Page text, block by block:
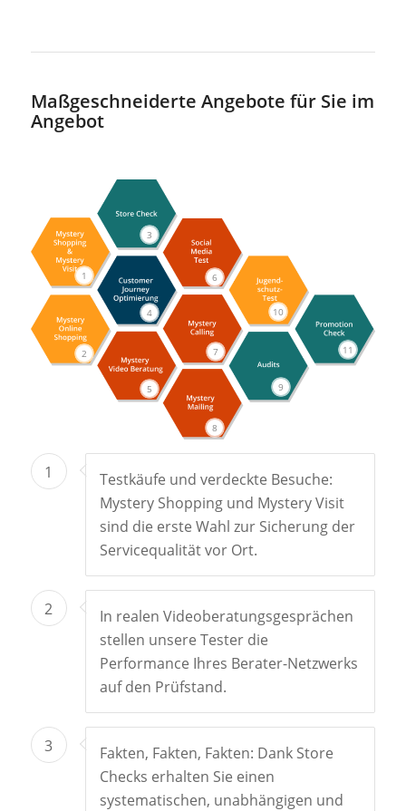
Maßgeschneiderte Angebote für Sie im
Angebot
1
2
3
4
5
6
7
8
9
10
11
1
Testkäufe und verdeckte Besuche:
Mystery Shopping und Mystery Visit
sind die erste Wahl zur Sicherung der
Servicequalität vor Ort.
2
In realen Videoberatungsgesprächen
stellen unsere Tester die
Performance Ihres Berater-Netzwerks
auf den Prüfstand.
3
Fakten, Fakten, Fakten: Dank Store
Checks erhalten Sie einen
systematischen, unabhängigen und